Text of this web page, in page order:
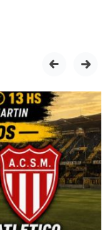
prev next